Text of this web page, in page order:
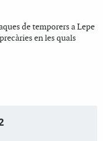
de temporers a Lepe
en les quals